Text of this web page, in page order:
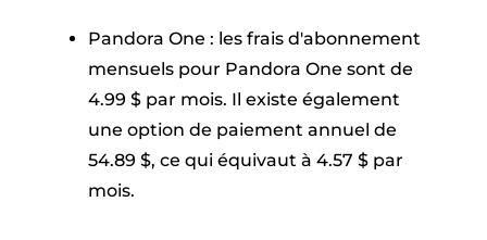
Pandora One : les frais d'abonnement
mensuels pour Pandora One sont de
4.99 $ par mois. Il existe également
une option de paiement annuel de
54.89 $, ce qui équivaut à 4.57 $ par
mois.